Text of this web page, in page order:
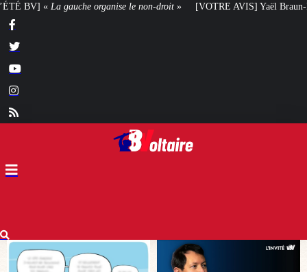
le non-droit» [VOTRE AVIS] Yaël Braun-Pivet doit-elle renoncer à son